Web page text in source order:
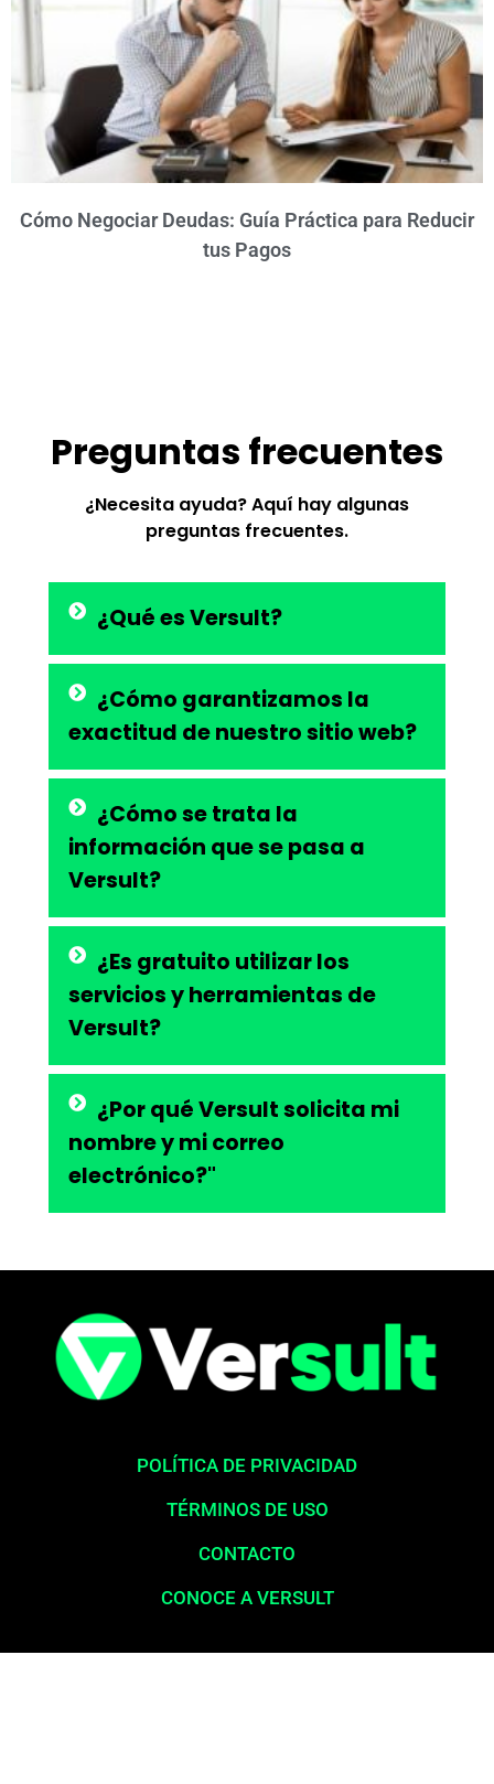
Cómo Negociar Deudas: Guía Práctica para Reducir
tus Pagos
Preguntas frecuentes
¿Necesita ayuda? Aquí hay algunas
preguntas frecuentes.
¿Qué es Versult?
¿Cómo garantizamos la
exactitud de nuestro sitio web?
¿Cómo se trata la
información que se pasa a
Versult?
¿Es gratuito utilizar los
servicios y herramientas de
Versult?
¿Por qué Versult solicita mi
nombre y mi correo
electrónico?"
POLÍTICA DE PRIVACIDAD
TÉRMINOS DE USO
CONTACTO
CONOCE A VERSULT